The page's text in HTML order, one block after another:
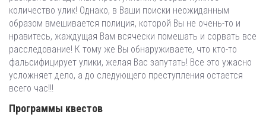
количество улик! Однако, в Ваши поиски неожиданным
образом вмешивается полиция, которой Вы не очень-то и
нравитесь, жаждущая Вам всячески помешать и сорвать все
расследование! К тому же Вы обнаруживаете, что кто-то
фальсифицирует улики, желая Вас запутать! Все это ужасно
усложняет дело, а до следующего преступления остается
всего час!!!
Программы квестов